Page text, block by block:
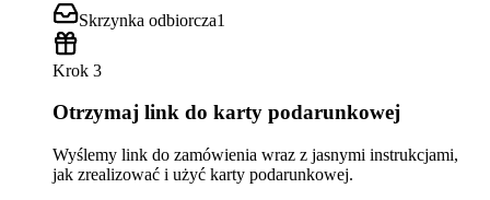
Skrzynka odbiorcza1
Krok 3
Otrzymaj link do karty podarunkowej
Wyślemy link do zamówienia wraz z jasnymi instrukcjami,
jak zrealizować i użyć karty podarunkowej.